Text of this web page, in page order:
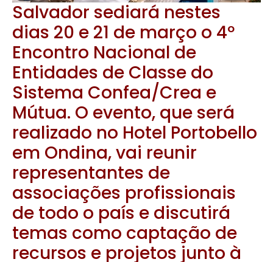
Salvador sediará nestes
dias 20 e 21 de março o 4º
Encontro Nacional de
Entidades de Classe do
Sistema Confea/Crea e
Mútua. O evento, que será
realizado no Hotel Portobello
em Ondina, vai reunir
representantes de
associações profissionais
de todo o país e discutirá
temas como captação de
recursos e projetos junto à